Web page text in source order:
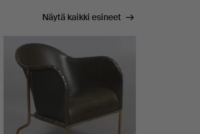
Näytä kaikki esineet